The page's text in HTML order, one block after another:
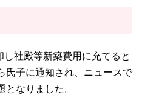
社殿等新築費用に充てると
氏子に通知され、ニュースで
なりました。